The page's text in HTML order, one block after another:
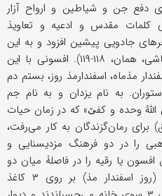
دفع جن و شیاطین و ارواح آزار
کلمات مقدس و ادعیه و تعاویذ
جادویی پیشین افزود و به این
اعمال جنبۀ مذهبی داد (ﻧﻜ : بلوباشی، همان، ۱۱۸-۱۱۹). افسونی با این
مذماه، اسفندارمذ روز، بستم دم
به نام یزدان و به نام جم
اللهُ وحده و کفێ» که در زمان حیات
بیرونی (سده‌های ۴و ۵ ق) برای رمان‌گزندگان به کار می‌رفت،
را در دو فرهنگ مزدیسنایی و
یا رقیه را در فاصلۀ میان دو
طلوع‌فجر و شمس روز ۵ اسفند (روز اسفندار مذ) بر روی ۳ کاغذ